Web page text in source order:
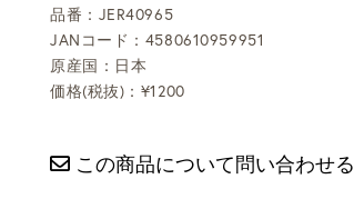
品番：JER40965
JANコード：4580610959951
原産国：日本
価格(税抜)：¥1200
この商品について問い合わせる